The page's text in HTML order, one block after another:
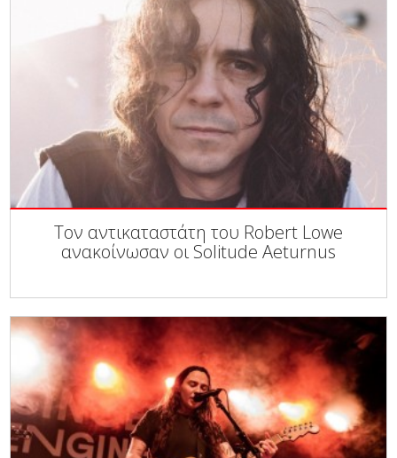
Τον αντικαταστάτη του Robert Lowe
ανακοίνωσαν οι Solitude Aeturnus